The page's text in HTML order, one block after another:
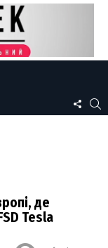
US
де
Tesla